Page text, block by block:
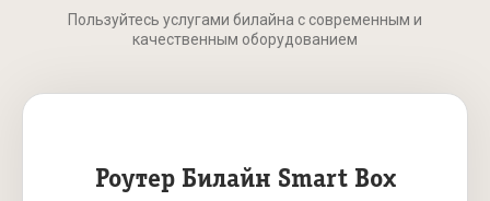
Пользуйтесь услугами билайна с современным и
качественным оборудованием
Роутер Билайн Smart Box